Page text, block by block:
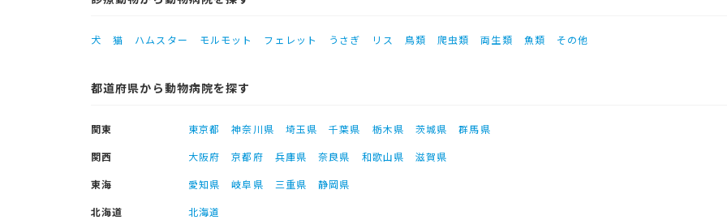
犬 猫 ハムスター モルモット フェレット うさぎ リス 鳥類 爬虫類 両生類 魚類 その他
都道府県から動物病院を探す
関東 東京都 神奈川県 埼玉県 千葉県 栃木県 茨城県
群馬県
関西
大阪府 京都府 兵庫県 奈良県 和歌山県
滋賀県
東海
愛知県 岐阜県 三重県
静岡県
北海道
北海道